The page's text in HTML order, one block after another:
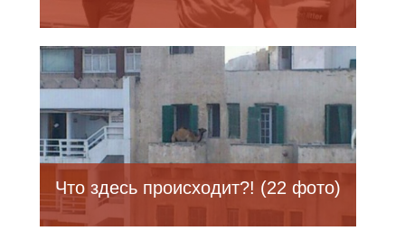
Что здесь происходит?! (22 фото)